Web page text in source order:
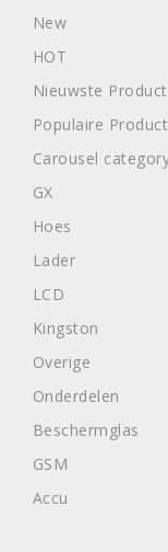
New
HOT
Nieuwste
Populaire
Carousel
GX
Hoes
Lader
LCD
Kingston
Overige
Onderdelen
Beschermglas
GSM
Accu